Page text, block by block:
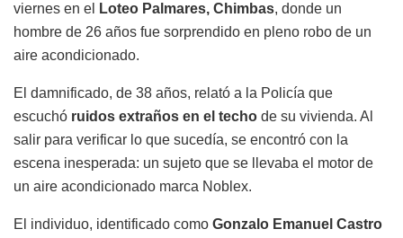
viernes en el
Loteo Palmares, Chimbas, donde un
hombre de 26 años fue sorprendido en pleno robo de un
aire acondicionado.
El damnificado, de 38 años, relató a la Policía que
escuchó ruidos extraños en el techo de su vivienda. Al
salir para verificar lo que sucedía, se encontró con la
escena inesperada: un sujeto que se llevaba el motor de
un aire acondicionado marca Noblex.
El individuo, identificado como Gonzalo Emanuel Castro